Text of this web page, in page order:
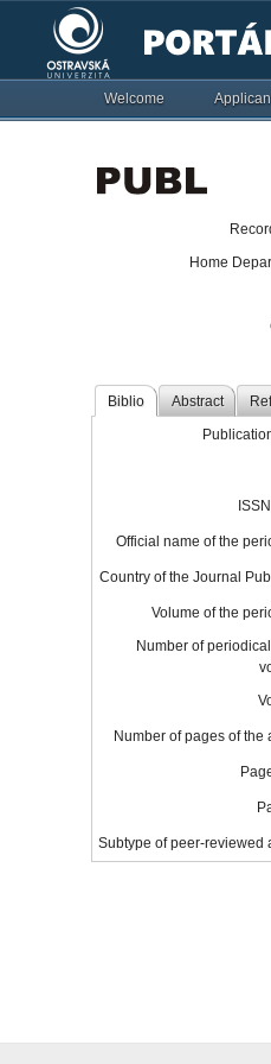
Welcome
Home
Biblio Abstract
Official name of the
Country of the Journal
Volume of the
Number of
Number of pages of the
Subtype of peer-reviewed